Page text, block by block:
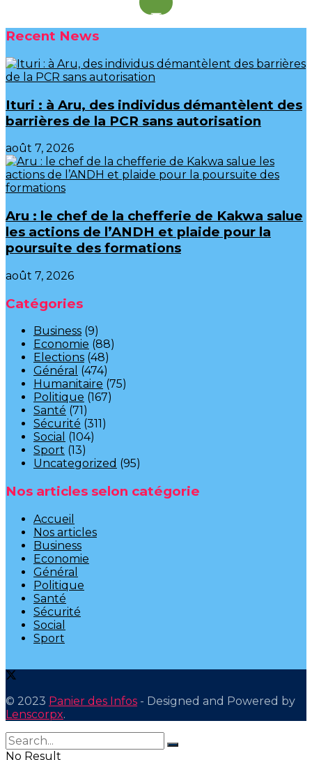
Recent News
Ituri : à Aru, des individus démantèlent des
barrières de la PCR sans autorisation
août 7, 2026
Aru : le chef de la chefferie de Kakwa salue
les actions de l’ANDH et plaide pour la
poursuite des formations
août 7, 2026
Catégories
Business (9)
Economie (88)
Elections (48)
Général (474)
Humanitaire (75)
Politique (167)
Santé (71)
Sécurité (311)
Social (104)
Sport (13)
Uncategorized (95)
Nos articles selon catégorie
Accueil
Nos articles
Business
Economie
Général
Politique
Santé
Sécurité
Social
Sport
© 2023 Panier des Infos - Designed and Powered by
Lenscorpx.
No Result